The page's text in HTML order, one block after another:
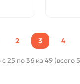
2 3 4
с 25 по 36 из 49 (всего